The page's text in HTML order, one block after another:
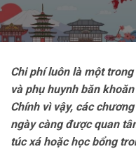
Chi phí luôn là một
và phụ huynh băn
Chính vì vậy, các
ngày càng được quan
túc xá hoặc học bổng